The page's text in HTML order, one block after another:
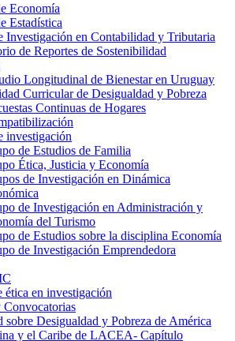
Economía
Estadística
Investigación en Contabilidad y Tributaria
de Reportes de Sostenibilidad
Longitudinal de Bienestar en Uruguay
Curricular de Desigualdad y Pobreza
Continuas de Hogares
investigación
de Estudios de Familia
Ética, Justicia y Economía
de Investigación en Dinámica
de Investigación en Administración y
del Turismo
de Estudios sobre la disciplina Economía
de Investigación Emprendedora
ética en investigación
Convocatorias
sobre Desigualdad y Pobreza de América
y el Caribe de LACEA- Capítulo